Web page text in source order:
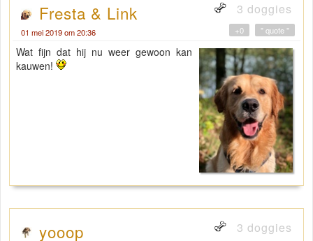
Fresta & Link 3 doggies
01 mei 2019 om 20:36 " quote "
+0
Wat fijn dat hij nu weer gewoon kan
kauwen!
yooop 3 doggies